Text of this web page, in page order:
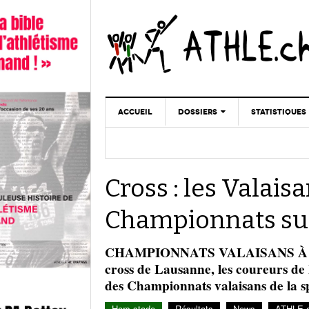
ACCUEIL DOSSIERS
DOPAGE
STATISTIQUES
Cross : les
Championnats
CHAMPIONNATS VALAISANS À
cross de Lausanne, les coureurs
des Championnats valaisans de la